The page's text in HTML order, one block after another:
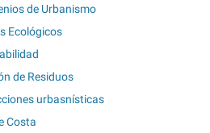
de Urbanismo
Ecológicos
de Residuos
urbasnísticas
Costa